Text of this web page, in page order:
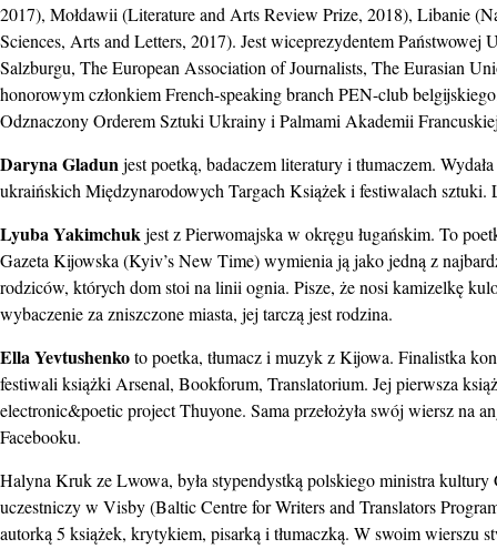
2017), Mołdawii (Literature and Arts Review Prize, 2018), Libanie
Sciences, Arts and Letters, 2017). Jest wiceprezydentem
Salzburgu, The European Association of Journalists, The Eurasian
honorowym członkiem French-speaking branch PEN-club
Odznaczony Orderem Sztuki Ukrainy i Palmami Akademii
Daryna Gladunjest poetką, badaczem literatury i tłumaczem.
ukraińskich Międzynarodowych Targach Książek i festiwalach sztuki.
Lyuba Yakimchukjest z Pierwomajska w okręgu ługańskim. To
Gazeta Kijowska (Kyiv’s New Time) wymienia ją jako jedną z
rodziców, których dom stoi na linii ognia. Pisze, że nosi kamizelkę
wybaczenie za zniszczone miasta, jej tarczą jest rodzina.
Ella Yevtushenkoto poetka, tłumacz i muzyk z Kijowa. Finalistka
festiwali książki Arsenal, Bookforum, Translatorium. Jej pierwsza
electronic&poetic project Thuyone. Sama przełożyła swój wiersz na
Facebooku.
Halyna Kruk ze Lwowa, była stypendystką polskiego ministra
uczestniczy w Visby (Baltic Centre for Writers and Translators
autorką 5 książek, krytykiem, pisarką i tłumaczką. W swoim wierszu